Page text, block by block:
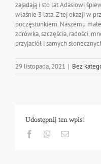
zajadają i sto lat Adasiowi
właśnie 3 lata. Z tej okazji w
poczęstunkiem. Naszemu
zdrówka, szczęścia, radości,
przyjaciół i samych
29 listopada, 2021 | Bez
Udostępnij ten wpis!
FacebookWhatsapp
Email